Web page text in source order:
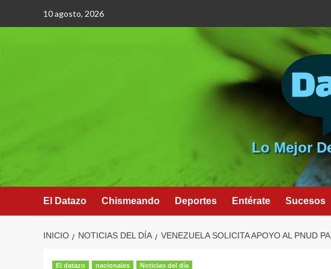
10 agosto, 2026
Lo Mejor
El Datazo Chismeando Deportes Entérate Sucesos
INICIO NOTICIAS DEL DÍA VENEZUELA SOLICITA APOYO AL PNUD
El datazo nacionales Noticias del día